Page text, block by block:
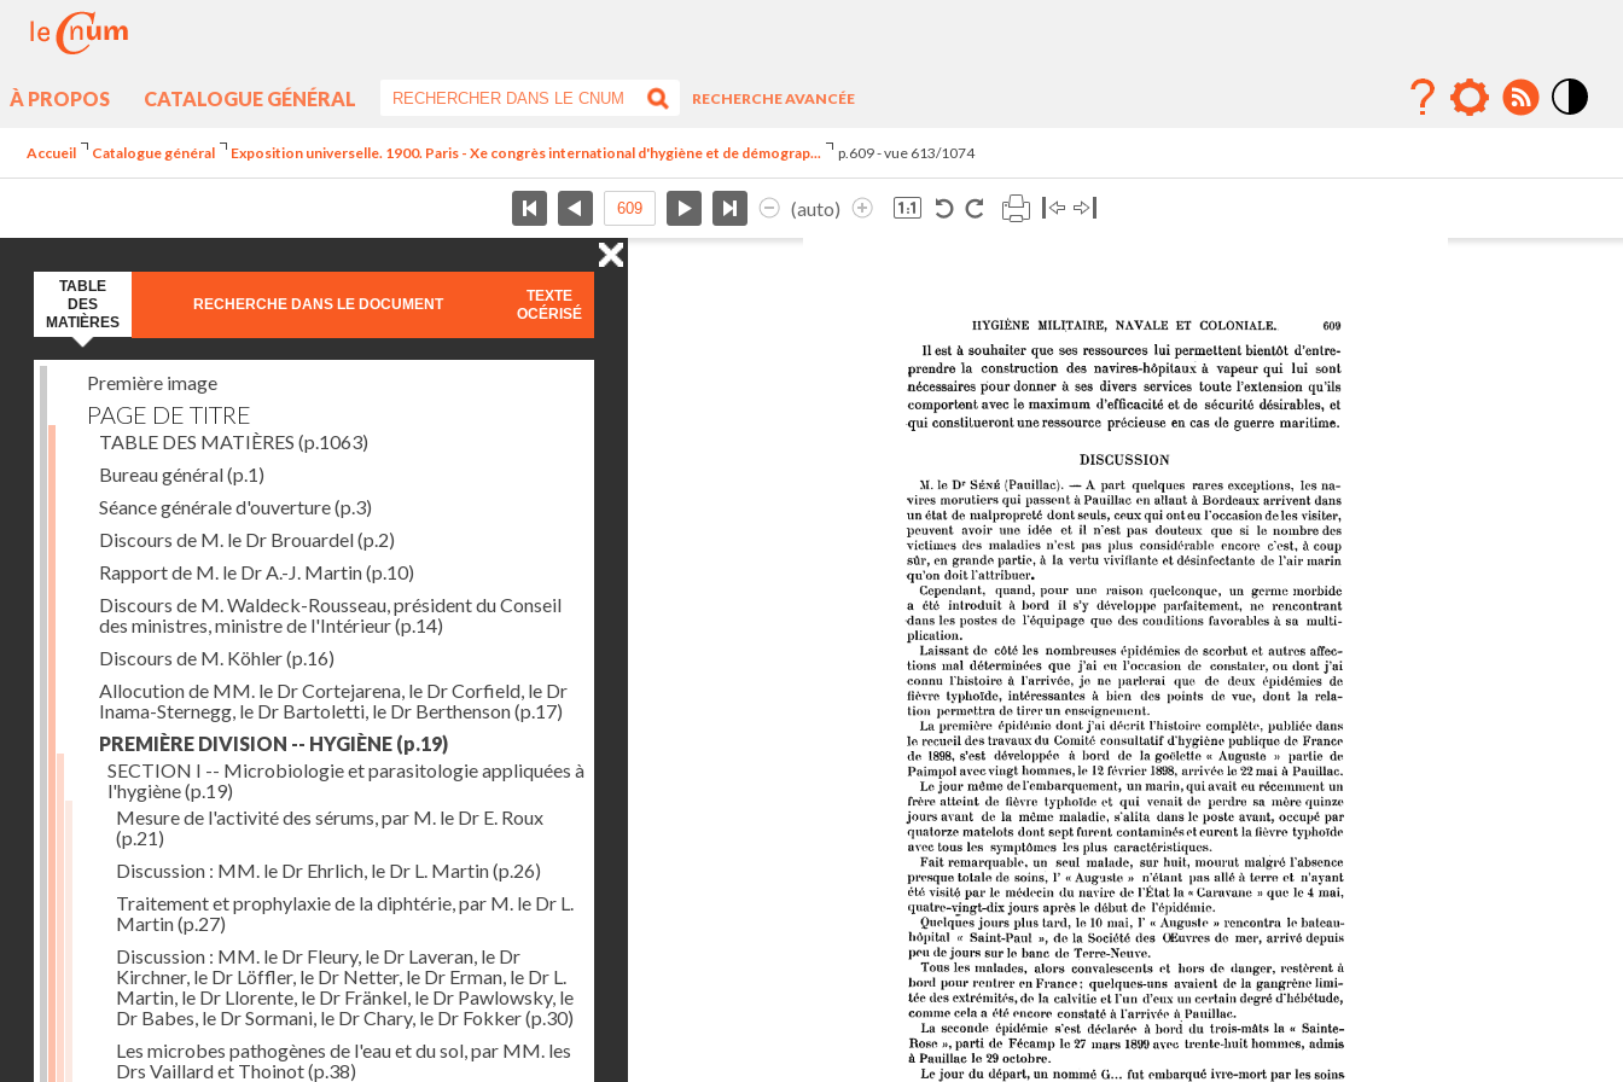
À PROPOS CATALOGUE GÉNÉRAL
RECHERCHE AVANCÉE
Accueil Catalogue général Exposition universelle. 1900. Paris - Xe congrès international d'hygiène et de démograp... p.609 - vue 613/1074
(auto)
TABLE
DES
MATIÈRES
RECHERCHE DANS LE DOCUMENT
TEXTE
OCÉRISÉ
Première image
PAGE DE TITRE
TABLE DES MATIÈRES (p.1063)
Bureau général(p.1)
Séance générale d'ouverture(p.3)
Discours de M. le Dr Brouardel(p.2)
Rapport de M. le Dr A.-J. Martin(p.10)
Discours de M. Waldeck-Rousseau, président du Conseil
des ministres, ministre de l'Intérieur(p.14)
Discours de M. Köhler(p.16)
Allocution de MM. le Dr Cortejarena, le Dr Corfield, le Dr
Inama-Sternegg, le Dr Bartoletti, le Dr Berthenson(p.17)
PREMIÈRE DIVISION -- HYGIÈNE (p.19)
SECTION I -- Microbiologie et parasitologie appliquées à
l'hygiène(p.19)
Mesure de l'activité des sérums, par M. le Dr E. Roux
(p.21)
Discussion : MM. le Dr Ehrlich, le Dr L. Martin(p.26)
Traitement et prophylaxie de la diphtérie, par M. le Dr L.
Martin(p.27)
Discussion : MM. le Dr Fleury, le Dr Laveran, le Dr
Kirchner, le Dr Löffler, le Dr Netter, le Dr Erman, le Dr L.
Martin, le Dr Llorente, le Dr Fränkel, le Dr Pawlowsky, le
Dr Babes, le Dr Sormani, le Dr Chary, le Dr Fokker(p.30)
Les microbes pathogènes de l'eau et du sol, par MM. les
Drs Vaillard et Thoinot(p.38)